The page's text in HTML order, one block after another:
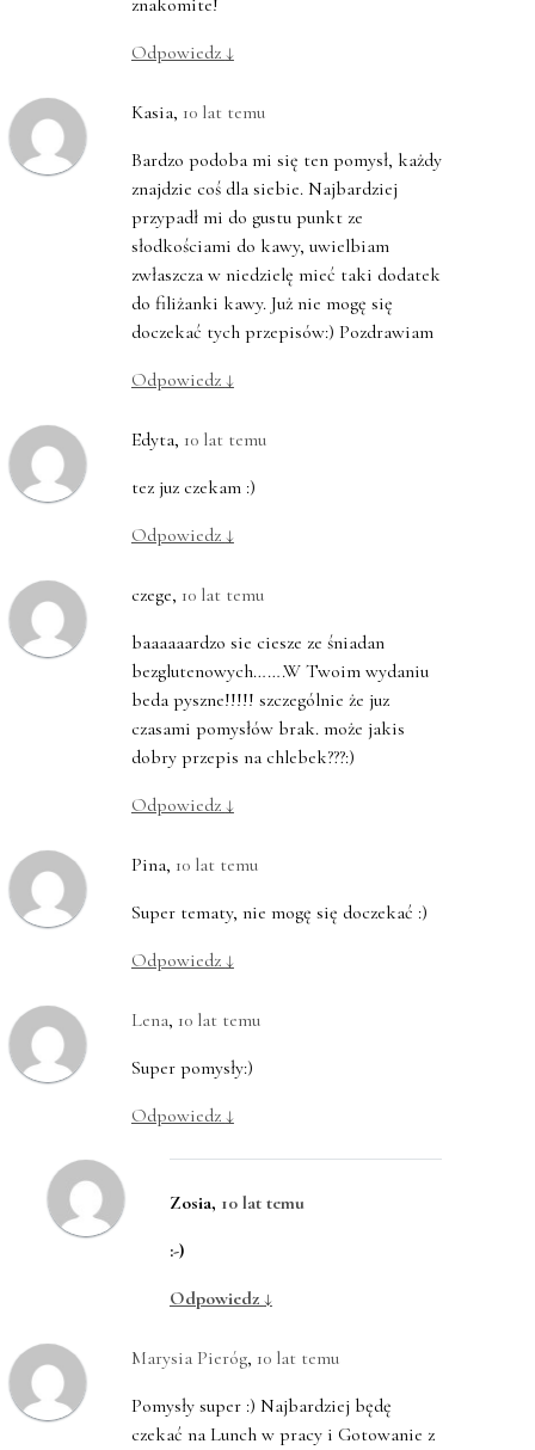
znakomite!
Odpowiedz ↓
Kasia, 10 lat temu
Bardzo podoba mi się ten pomysł, każdy
znajdzie coś dla siebie. Najbardziej
przypadł mi do gustu punkt ze
słodkościami do kawy, uwielbiam
zwłaszcza w niedzielę mieć taki dodatek
do filiżanki kawy. Już nie mogę się
doczekać tych przepisów:) Pozdrawiam
Odpowiedz ↓
Edyta, 10 lat temu
tez juz czekam :)
Odpowiedz ↓
czege, 10 lat temu
baaaaaardzo sie ciesze ze śniadan
bezglutenowych…….W Twoim wydaniu
beda pyszne!!!!! szczególnie że juz
czasami pomysłów brak. może jakis
dobry przepis na chlebek???:)
Odpowiedz ↓
Pina, 10 lat temu
Super tematy, nie mogę się doczekać :)
Odpowiedz ↓
Lena, 10 lat temu
Super pomysły:)
Odpowiedz ↓
Zosia, 10 lat temu
:-)
Odpowiedz ↓
Marysia Pieróg, 10 lat temu
Pomysły super :) Najbardziej będę
czekać na Lunch w pracy i Gotowanie z